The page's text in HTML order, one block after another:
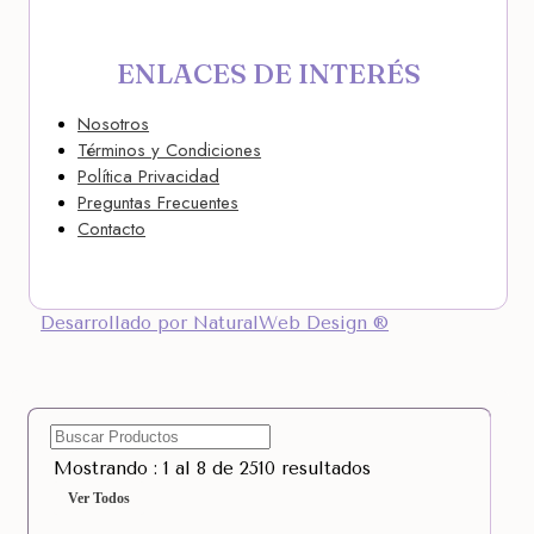
ENLACES DE INTERÉS
Nosotros
Términos y Condiciones
Política Privacidad
Preguntas Frecuentes
Contacto
Desarrollado por NaturalWeb Design ®
Mostrando : 1 al 8 de 2510 resultados
Ver Todos